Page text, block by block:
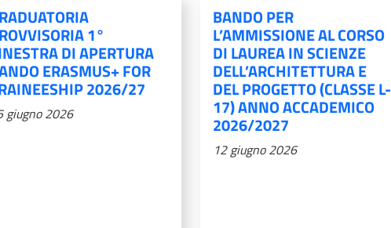
1°
DI APERTURA
ERASMUS+ FOR
2026/27
giugno 2026
BANDO PER
L’AMMISSIONE AL CORSO
DI LAUREA IN SCIENZE
DELL’ARCHITETTURA E
DEL PROGETTO (CLASSE L-
17) ANNO ACCADEMICO
2026/2027
12 giugno 2026